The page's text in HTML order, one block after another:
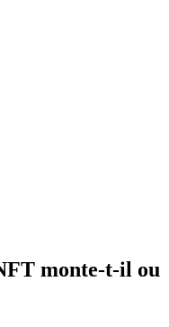
monte-t-il ou